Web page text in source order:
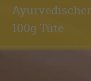
100g Tüte